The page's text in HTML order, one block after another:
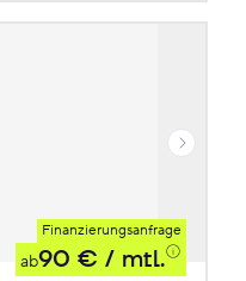
Finanzierungsanfrage
ab90 € / mtl.